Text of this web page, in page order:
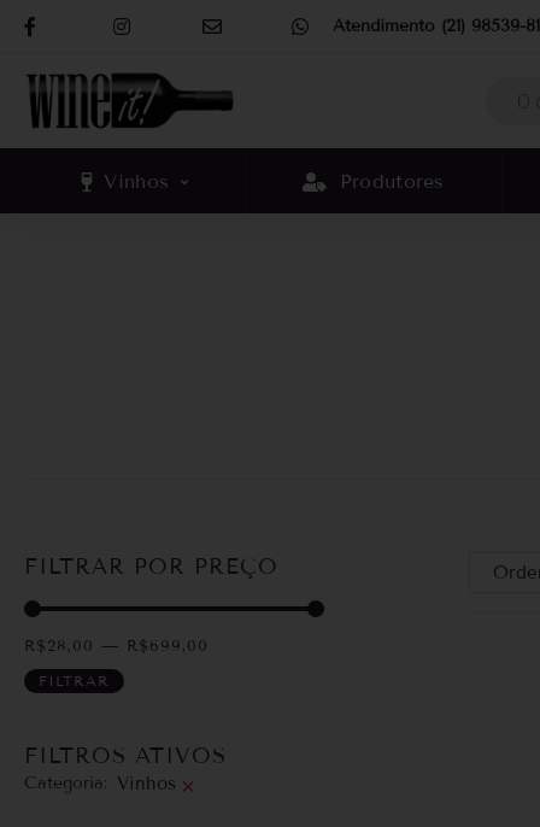
Atendimento (21) 98539-
Vinhos Produtores
FILTRAR POR PREÇO
R$28,00 — R$699,00
FILTRAR
FILTROS ATIVOS
Categoria: Vinhos ×